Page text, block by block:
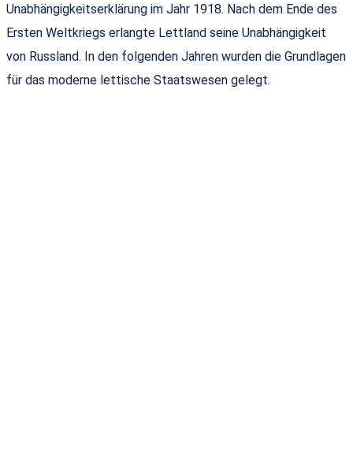
Unabhängigkeitserklärung im Jahr 1918. Nach dem Ende des
Ersten Weltkriegs erlangte Lettland seine Unabhängigkeit
von Russland. In den folgenden Jahren wurden die Grundlagen
für das moderne lettische Staatswesen gelegt.